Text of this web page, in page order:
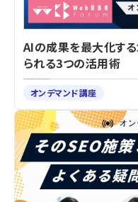
AIの成果を最大化す
られる3つの活用術
オンデマンド講座